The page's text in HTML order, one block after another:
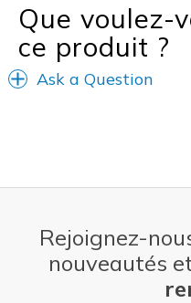
Sizing
Feels
View On Shoes
Que voulez-
ce produit ?
Ask a Question
Rejoignez-
nouveautés